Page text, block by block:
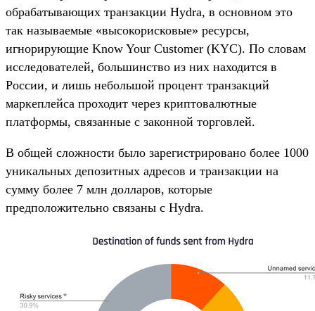
обрабатывающих транзакции Hydra, в основном это
так называемые «высокорисковые» ресурсы,
игнорирующие Know Your Customer (KYC). По словам
исследователей, большинство из них находится в
России, и лишь небольшой процент транзакций
маркеплейса проходит через криптовалютные
платформы, связанные с законной торговлей.
В общей сложности было зарегистрировано более 1000
уникальных депозитных адресов и транзакции на
сумму более 7 млн долларов, которые
предположительно связаны с Hydra.